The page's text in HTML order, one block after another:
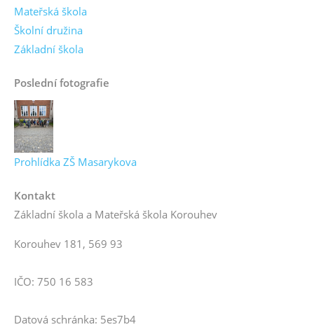
Mateřská škola
Školní družina
Základní škola
Poslední fotografie
Prohlídka ZŠ Masarykova
Kontakt
Základní škola a Mateřská škola Korouhev
Korouhev 181, 569 93
IČO: 750 16 583
Datová schránka: 5es7b4